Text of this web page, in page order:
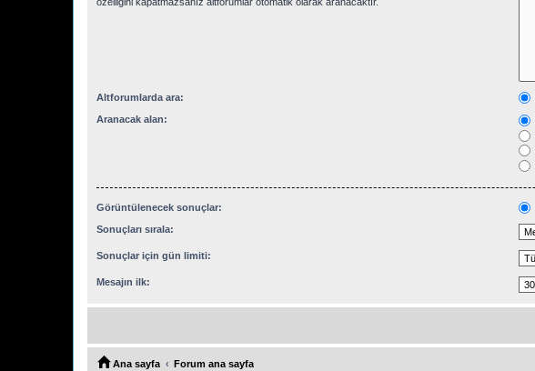
Altforumlarda ara:
Aranacak alan:
Görüntülenecek sonuçlar:
Sonuçları sırala:
Sonuçlar için gün limiti:
Mesajın ilk:
Ana sayfa Forum ana sayfa